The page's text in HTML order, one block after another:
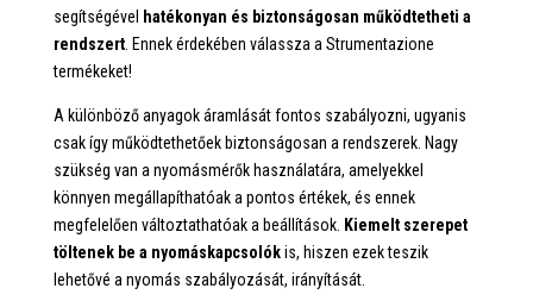
segítségével
hatékonyan és biztonságosan működtetheti a
rendszert. Ennek érdekében válassza a Strumentazione
termékeket!
A különböző anyagok áramlását fontos szabályozni, ugyanis
csak így működtethetőek biztonságosan a rendszerek. Nagy
szükség van a nyomásmérők használatára, amelyekkel
könnyen megállapíthatóak a pontos értékek, és ennek
megfelelően változtathatóak a beállítások. Kiemelt szerepet
töltenek be a nyomáskapcsolókis, hiszen ezek teszik
lehetővé a nyomás szabályozását, irányítását.